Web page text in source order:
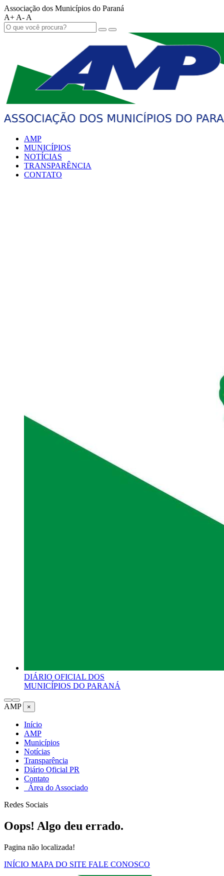
Associação dos Municípios do Paraná
A+ A- A
AMP
MUNICÍPIOS
NOTÍCIAS
TRANSPARÊNCIA
CONTATO
DIÁRIO OFICIAL DOS
MUNICÍPIOS DO PARANÁ
AMP ×
Início
AMP
Municípios
Notícias
Transparência
Diário Oficial PR
Contato
Área do Associado
Redes Sociais
Oops! Algo deu errado.
Pagina não localizada!
INÍCIO MAPA DO SITE FALE CONOSCO